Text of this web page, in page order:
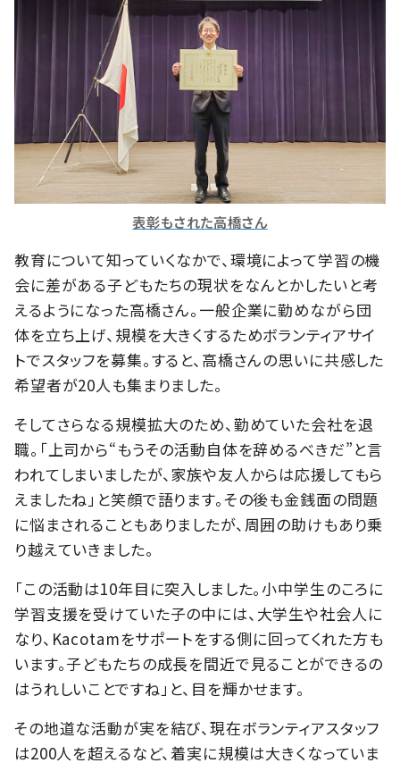
表彰もされた高橋さん
教育について知っていくなかで、環境によって学習の機
会に差がある子どもたちの現状をなんとかしたいと考
えるようになった高橋さん。一般企業に勤めながら団
体を立ち上げ、規模を大きくするためボランティアサイ
トでスタッフを募集。すると、高橋さんの思いに共感した
希望者が20人も集まりました。
そしてさらなる規模拡大のため、勤めていた会社を退
職。「上司から“もうその活動自体を辞めるべきだ”と言
われてしまいましたが、家族や友人からは応援してもら
えましたね」と笑顔で語ります。その後も金銭面の問題
に悩まされることもありましたが、周囲の助けもあり乗
り越えていきました。
「この活動は10年目に突入しました。小中学生のころに
学習支援を受けていた子の中には、大学生や社会人に
なり、Kacotamをサポートをする側に回ってくれた方も
います。子どもたちの成長を間近で見ることができるの
はうれしいことですね」と、目を輝かせます。
その地道な活動が実を結び、現在ボランティアスタッフ
は200人を超えるなど、着実に規模は大きくなっていま